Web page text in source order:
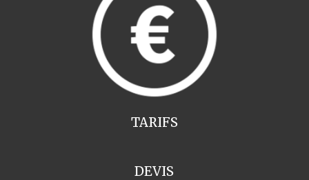
TARIFS
DEVIS